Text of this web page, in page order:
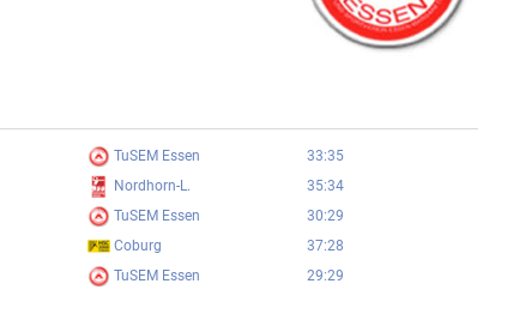
TuSEM Essen
33:35
Nordhorn-L.
35:34
TuSEM Essen
30:29
Coburg
37:28
TuSEM Essen 29:29